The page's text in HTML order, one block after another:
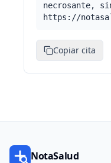
necrosante,
https://
Copiar cita
NotaSalud